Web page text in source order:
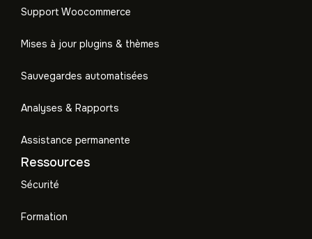
Support Woocommerce
Mises à jour plugins & thèmes
Sauvegardes automatisées
Analyses & Rapports
Assistance permanente
Ressources
Sécurité
Formation